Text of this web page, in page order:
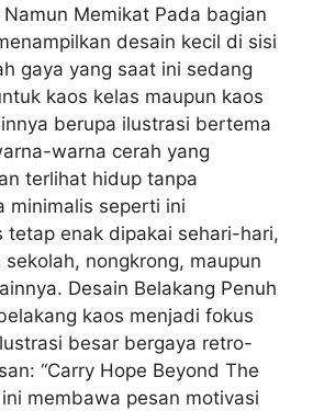
Memikat Pada bagian
desain kecil di sisi
gaya yang saat ini sedang
kaos kelas maupun kaos
berupa ilustrasi bertema
warna cerah yang
terlihat hidup tanpa
minimalis seperti ini
tetap enak dipakai sehari-hari,
nongkrong, maupun
Desain Belakang Penuh
kaos menjadi fokus
besar bergaya retro-
“Carry Hope Beyond The
ini membawa pesan motivasi